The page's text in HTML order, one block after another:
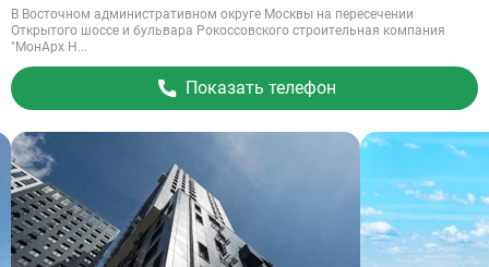
В Восточном административном округе Москвы на пересечении
Открытого шоссе и бульвара Рокоссовского строительная компания
"МонАрх Н...
Показать телефон